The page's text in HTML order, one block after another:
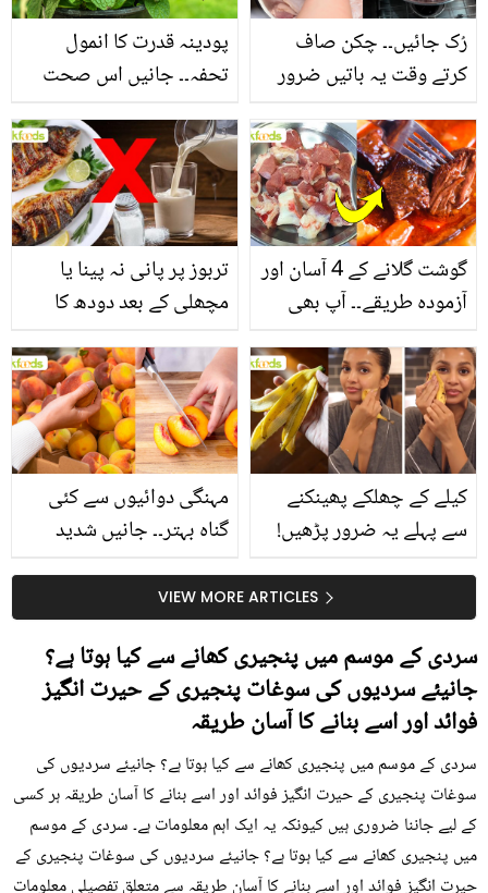
پودینہ قدرت کا انمول
تحفہ۔۔ جانیں اس صحت
انگیز طبی فوائد
رُک جائیں۔۔ چکن صاف
کرتے وقت یہ باتیں ضرور
تربوز پر پانی نہ پینا یا
مچھلی کے بعد دودھ کا
سے متعلق غلط فہمیوں کی
حقیقت کیا ہے اور افواہ
کیا؟
گوشت گلانے کے 4 آسان اور
آزمودہ طریقے۔۔ آپ بھی
بتائے راز
مہنگی دوائیوں سے کئی
گناہ بہتر۔۔ جانیں شدید
کیوں کھانا چاہیے؟
کیلے کے چھلکے پھینکنے
سے پہلے یہ ضرور پڑھیں!
سستا اور قدرتی حلVIEW MORE ARTICLES
سردی کے موسم میں پنجیری کھانے سے کیا ہوتا ہے؟
جانیئے سردیوں کی سوغات پنجیری کے حیرت انگیز
فوائد اور اسے بنانے کا آسان طریقہ
سردی کے موسم میں پنجیری کھانے سے کیا ہوتا ہے؟ جانیئے سردیوں کی
سوغات پنجیری کے حیرت انگیز فوائد اور اسے بنانے کا آسان طریقہ ہر کسی
کے لیے جاننا ضروری ہیں کیونکہ یہ ایک اہم معلومات ہے۔ سردی کے موسم
میں پنجیری کھانے سے کیا ہوتا ہے؟ جانیئے سردیوں کی سوغات پنجیری کے
حیرت انگیز فوائد اور اسے بنانے کا آسان طریقہ سے متعلق تفصیلی معلومات